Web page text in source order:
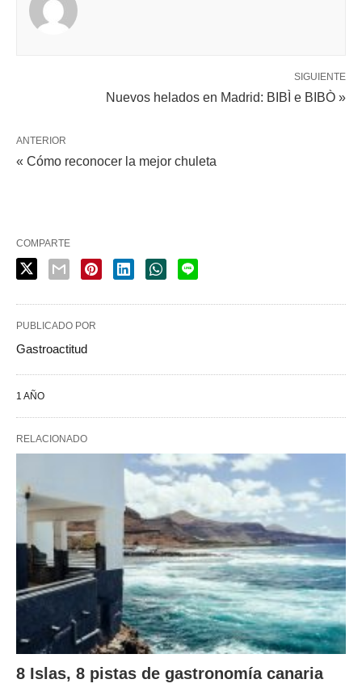
SIGUIENTE
Nuevos helados en Madrid: BIBÌ e BIBÒ »
ANTERIOR
« Cómo reconocer la mejor chuleta
COMPARTE
PUBLICADO POR
Gastroactitud
1 AÑO
RELACIONADO
8 Islas, 8 pistas de gastronomía canaria